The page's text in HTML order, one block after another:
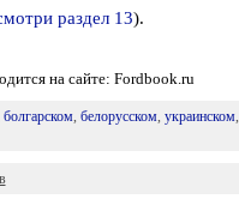
раздел 13).
на сайте: Fordbook.ru
болгарском, белорусском, украинском,